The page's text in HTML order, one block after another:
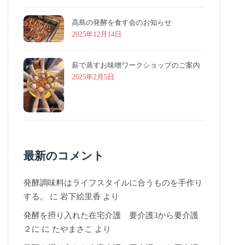
高島の発酵を食す会のお知らせ
2025年12月14日
薪で蒸すお味噌ワークショップのご案内
2025年2月5日
最新のコメント
発酵調味料はライフスタイルに合うものを手作り
する。
に 岩下絵里香 より
発酵を摂り入れた在宅介護 要介護3から要介護
２に に たやまさこ より